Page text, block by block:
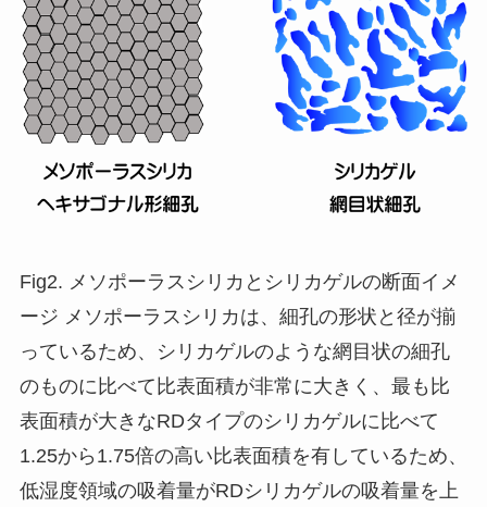
Fig2. メソポーラスシリカとシリカゲルの断面イメ
ージ メソポーラスシリカは、細孔の形状と径が揃
っているため、シリカゲルのような網目状の細孔
のものに比べて比表面積が非常に大きく、最も比
表面積が大きなRDタイプのシリカゲルに比べて
1.25から1.75倍の高い比表面積を有しているため、
低湿度領域の吸着量がRDシリカゲルの吸着量を上